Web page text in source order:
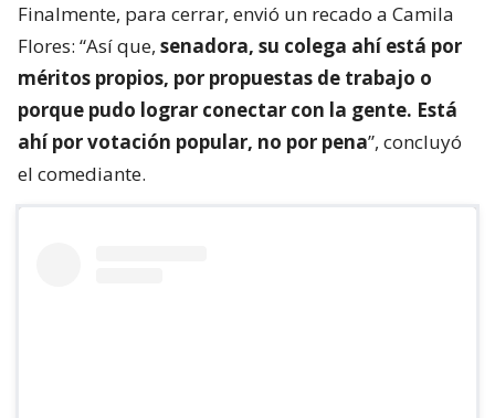
Finalmente, para cerrar, envió un recado a Camila
Flores: “Así que, senadora, su colega ahí está por
méritos propios, por propuestas de trabajo o
porque pudo lograr conectar con la gente. Está
ahí por votación popular, no por pena”, concluyó
el comediante.